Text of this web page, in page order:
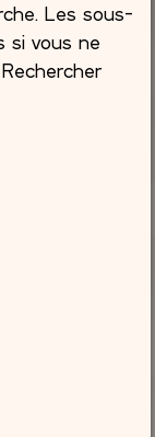
Les sous-
si vous ne